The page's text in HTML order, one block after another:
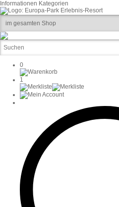
Informationen Kategorien
0
1